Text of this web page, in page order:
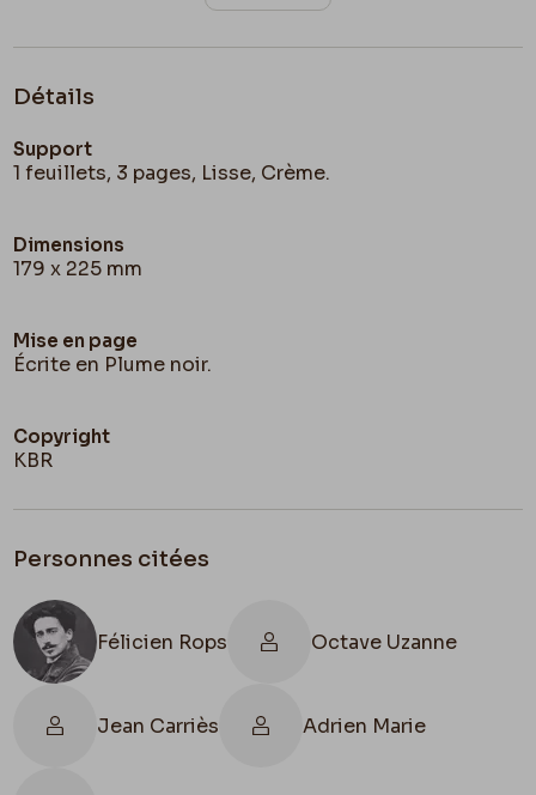
Détails
Support
1 feuillets, 3 pages, Lisse, Crème.
Dimensions
179 x 225 mm
Mise en page
Écrite en Plume noir.
Copyright
KBR
Personnes citées
Félicien Rops Octave Uzanne
Jean Carriès Adrien Marie